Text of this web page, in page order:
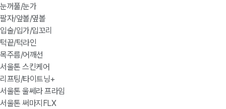
눈꺼풀/눈가
팔자/앞볼/옆볼
입술/입가/입꼬리
턱끝/턱라인
목주름/어깨선
서울톤 스킨케어
리프팅/타이트닝+
서울톤 울쎄라 프라임
서울톤 써마지FLX